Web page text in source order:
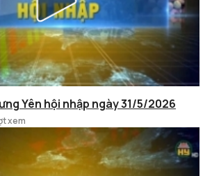
Yên hội nhập ngày 31/5/2026
xem